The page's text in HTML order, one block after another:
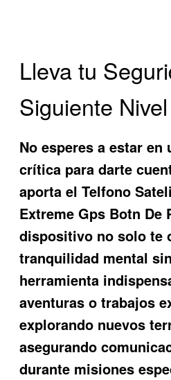
Lleva tu
Siguiente Nivel
No esperes a estar en
crítica para darte
aporta elTelfono
Extreme Gps Botn De
dispositivo no solo te
tranquilidad mental
herramienta
aventuras o trabajos
explorando nuevos
asegurando
durante misiones